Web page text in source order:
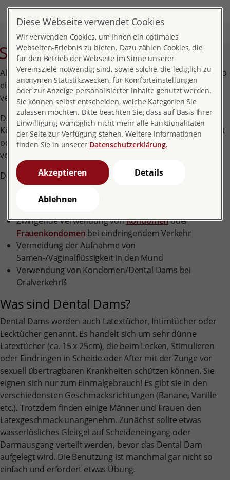
DE EN MENÜ
Start Themen Gesundheit Safer Sex
Safer sex - geschützter Sex
Als Safer Sex werden Maßnahmen bezeichnet, die das Risiko
einer Ansteckung mit sexuell übertragbaren Krankheiten
verringern.
Das bedeutet, dass ein Eindringen oder der Kontakt von
Körperflüssigkeiten wie Samen- oder Vaginalflüssigkeit, Blut
oder Blutspuren mit dem Körper des Partners/Partnerin
vermieden wird.
Das bedeutet konkret:
Vermeidung von in den Körper eindringenden Verkehr
Zwingende Verwendung vonKondomenoder
Frauenkondomen bei eindringendem Verkehr
Vermeidung der Aufnahme von
Samen-/Vaginalflüssigkeit in den Mund
Verwendung von Kondomen/Dental Dams bei
Oralverkehrß
Was sind Dental Dams?
Dental Dams werden auch Latextücher, Intimtücher oder
Lecktücher genannt. Es handelt sich um sehr dünne
Latextücher (ca. 15 x 25cm), die beim Lecken, Stimulieren
oder Eindringen in Scheide oder After mit der Zunge vor
sexuell übertragbaren Krankheiten schützen können. Sie
eignen sich nur zum Einmalgebrauch! Es gibt sie in den
verschiedensten Geschmacksrichtungen (Banane, Vanille
etc.). Trotzdem finden einige Männer und Frauen den
Latexgeschmack unangenehm. Zunächst sollte etwas
wasserlösliches Gleitgel auf Scheideneingang oder
Darmausgang verteilt werden, bevor das Dental Dam
aufgelegt wird. Die Benutzung ist manchmal gar nicht so
einfach und erfordert etwas Übung.
Diese Webseite verwendet Cookies
Wir verwenden Cookies, um Ihnen ein optimales
Webseiten-Erlebnis zu bieten. Dazu zählen Cookies, die
für den Betrieb der Webseite im Sinne unserer
Vereinsziele notwendig sind, sowie solche, die lediglich zu
anonymen Statistikzwecken, für Komforteinstellungen
oder zur Anzeige personalisierter Inhalte genutzt werden.
Sie können selbst entscheiden, welche Kategorien Sie
zulassen möchten. Bitte beachten Sie, dass auf Basis Ihrer
Einwilligung womöglich nicht mehr alle Funktionalitäten
der Seite zur Verfügung stehen. Weitere Informationen
finden Sie in unserer Datenschutzerklärung.
Akzeptieren Details
Ablehnen